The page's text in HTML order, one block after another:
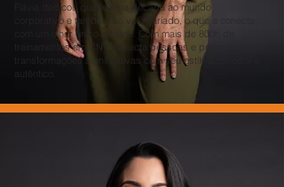
Flávia dedicou quase uma década ao mundo
corporativo e também ao voluntariado, o que a conecta
com um olhar único e plural. Com mais de 800h de
treinamentos em CNV, conecta pessoas e promove
transformações significativas com seu estilo acolhedor e